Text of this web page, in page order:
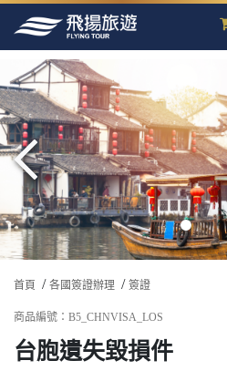
首頁 各國簽證辦理 簽證
商品編號：B5_CHNVISA_LOS
台胞遺失毀損件